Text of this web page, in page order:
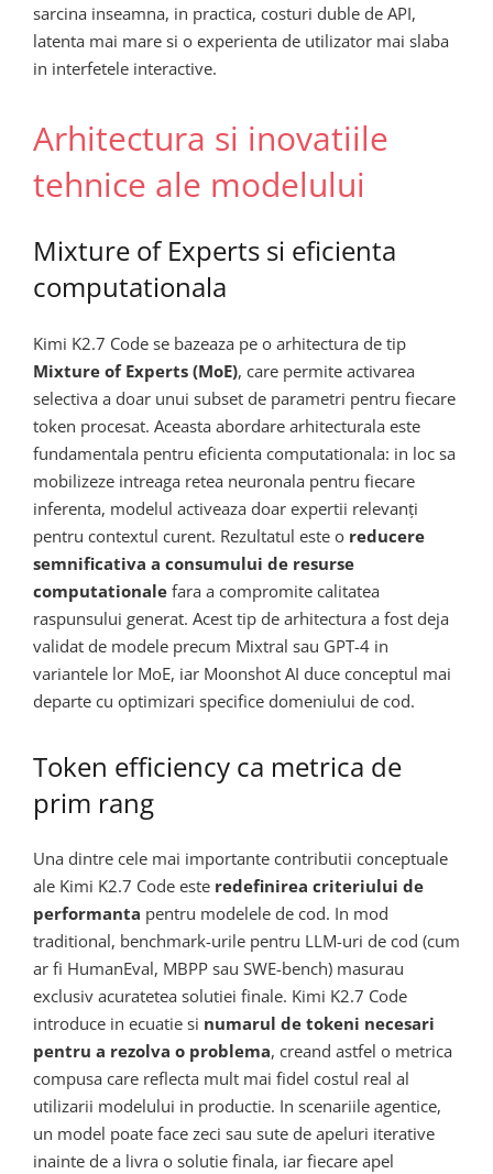
sarcina inseamna, in practica, costuri duble de API,
latenta mai mare si o experienta de utilizator mai slaba
in interfetele interactive.
Arhitectura si inovatiile
tehnice ale modelului
Mixture of Experts si eficienta
computationala
Kimi K2.7 Code se bazeaza pe o arhitectura de tip
Mixture of Experts (MoE), care permite activarea
selectiva a doar unui subset de parametri pentru fiecare
token procesat. Aceasta abordare arhitecturala este
fundamentala pentru eficienta computationala: in loc sa
mobilizeze intreaga retea neuronala pentru fiecare
inferenta, modelul activeaza doar expertii relevanți
pentru contextul curent. Rezultatul este o reducere
semnificativa a consumului de resurse
computationale fara a compromite calitatea
raspunsului generat. Acest tip de arhitectura a fost deja
validat de modele precum Mixtral sau GPT-4 in
variantele lor MoE, iar Moonshot AI duce conceptul mai
departe cu optimizari specifice domeniului de cod.
Token efficiency ca metrica de
prim rang
Una dintre cele mai importante contributii conceptuale
ale Kimi K2.7 Code este redefinirea criteriului de
performanta pentru modelele de cod. In mod
traditional, benchmark-urile pentru LLM-uri de cod (cum
ar fi HumanEval, MBPP sau SWE-bench) masurau
exclusiv acuratetea solutiei finale. Kimi K2.7 Code
introduce in ecuatie si numarul de tokeni necesari
pentru a rezolva o problema, creand astfel o metrica
compusa care reflecta mult mai fidel costul real al
utilizarii modelului in productie. In scenariile agentice,
un model poate face zeci sau sute de apeluri iterative
inainte de a livra o solutie finala, iar fiecare apel